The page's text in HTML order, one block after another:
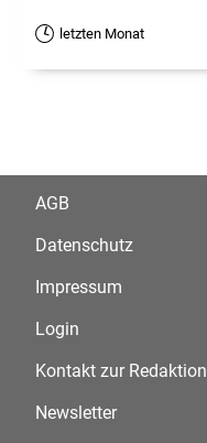
letzten Monat
AGB
Datenschutz
Impressum
Login
Kontakt zur Redaktion
Newsletter